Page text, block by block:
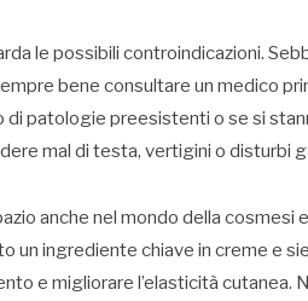
le possibili controindicazioni.
bene consultare un medico
patologie preesistenti o se si
mal di testa, vertigini o disturbi
anche nel mondo della cosmesi
un ingrediente chiave in creme e
e migliorare l’elasticità cutanea.